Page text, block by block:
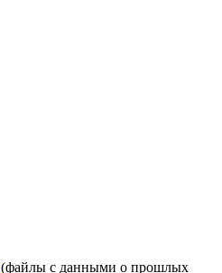
(файлы с данными о прошлых